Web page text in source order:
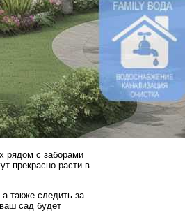
рядом с заборами
прекрасно расти в
также следить за
сад будет